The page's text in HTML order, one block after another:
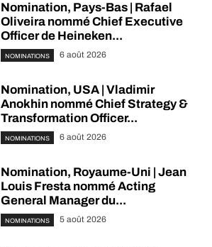
Nomination, Pays-Bas | Rafael
Oliveira nommé Chief Executive
Officer de Heineken...
NOMINATIONS 6 août 2026
Nomination, USA | Vladimir
Anokhin nommé Chief Strategy &
Transformation Officer...
NOMINATIONS 6 août 2026
Nomination, Royaume-Uni | Jean
Louis Fresta nommé Acting
General Manager du...
NOMINATIONS 5 août 2026